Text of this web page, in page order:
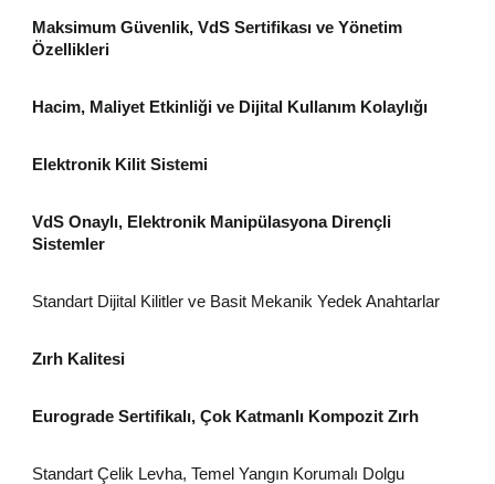
Maksimum Güvenlik, VdS Sertifikası ve Yönetim
Özellikleri
Hacim, Maliyet Etkinliği ve Dijital Kullanım Kolaylığı
Elektronik Kilit Sistemi
VdS Onaylı, Elektronik Manipülasyona Dirençli
Sistemler
Standart Dijital Kilitler ve Basit Mekanik Yedek Anahtarlar
Zırh Kalitesi
Eurograde Sertifikalı, Çok Katmanlı Kompozit Zırh
Standart Çelik Levha, Temel Yangın Korumalı Dolgu